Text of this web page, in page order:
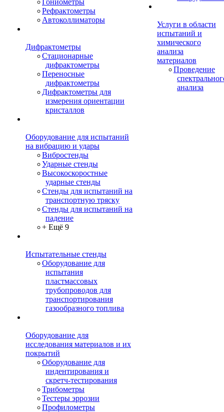
Гониометры
Рефрактометры
Автоколлиматоры
Дифрактометры
Стационарные
дифрактометры
Переносные
дифрактометры
Дифрактометры для
измерения ориентации
кристаллов
Оборудование для испытаний
на вибрацию и удары
Вибростенды
Ударные стенды
Высокоскоростные
ударные стенды
Стенды для испытаний на
транспортную тряску
Стенды для испытаний на
падение
+ Ещё 9
Испытательные стенды
Оборудование для
испытания
пластмассовых
трубопроводов для
транспортирования
газообразного топлива
Оборудование для
исследования материалов и их
покрытий
Оборудование для
индентирования и
скретч-тестирования
Трибометры
Тестеры эррозии
Профилометры
Услуги в области
испытаний и
химического
анализа
материалов
Проведение
анализа